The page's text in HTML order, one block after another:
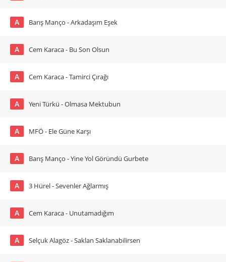
A Barış Manço - Arkadaşım Eşek
A Cem Karaca - Bu Son Olsun
A Cem Karaca - Tamirci Çırağı
A Yeni Türkü - Olmasa Mektubun
A MFÖ - Ele Güne Karşı
A Barış Manço - Yine Yol Göründü Gurbete
A 3 Hürel - Sevenler Ağlarmış
A Cem Karaca - Unutamadığım
A Selçuk Alagöz - Saklan Saklanabilirsen